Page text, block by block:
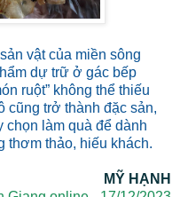
vật của miền sông
dự trữ ở gác bếp
ruột” không thể thiếu
cũng trở thành đặc sản,
làm quà để dành
thơm thảo, hiếu khách.
MỸ HẠNH